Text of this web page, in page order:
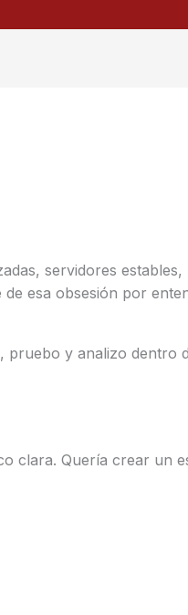
servidores estables,
esa obsesión por
y analizo dentro
clara. Quería crear un